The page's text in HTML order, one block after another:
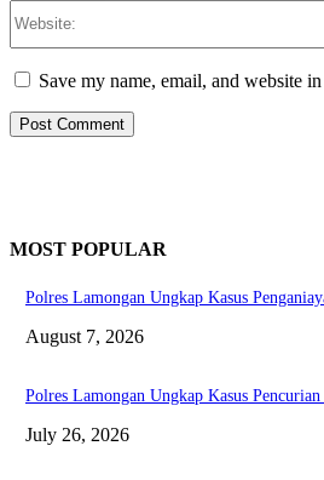
Save my name, email, and website
MOST POPULAR
Polres Lamongan Ungkap Kasus
August 7, 2026
Polres Lamongan Ungkap Kasus
July 26, 2026